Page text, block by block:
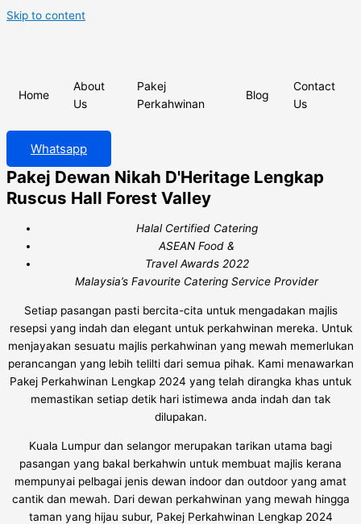
Skip to content
Home
About
Us
Pakej
Perkahwinan
Blog
Contact
Us
Whatsapp
Pakej Dewan Nikah D'Heritage Lengkap
Ruscus Hall Forest Valley
Halal Certified Catering
ASEAN Food &
Travel Awards 2022
Malaysia’s Favourite Catering Service Provider
Setiap pasangan pasti bercita-cita untuk mengadakan majlis
resepsi yang indah dan elegant untuk perkahwinan mereka. Untuk
menjayakan sesuatu majlis perkahwinan yang mewah memerlukan
perancangan yang lebih telilti dari semua pihak. Kami menawarkan
Pakej Perkahwinan Lengkap 2024 yang telah dirangka khas untuk
memastikan setiap detik hari istimewa anda indah dan tak
dilupakan.
Kuala Lumpur dan selangor merupakan tarikan utama bagi
pasangan yang bakal berkahwin untuk membuat majlis kerana
mempunyai pelbagai jenis dewan indoor dan outdoor yang amat
cantik dan mewah. Dari dewan perkahwinan yang mewah hingga
taman yang hijau subur, Pakej Perkahwinan Lengkap 2024